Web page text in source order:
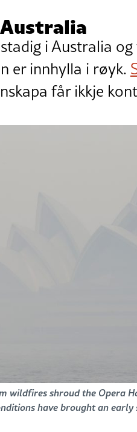
i Australia
er innhylla i røyk.
får ikkje
wildfires shroud the Opera
have brought an